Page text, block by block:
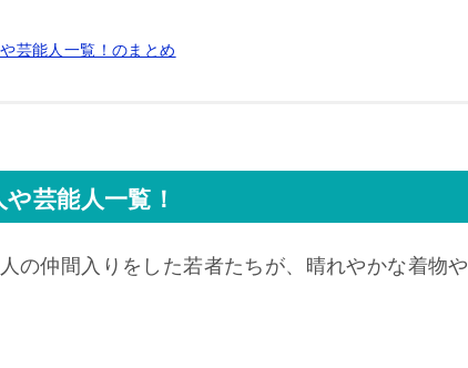
芸能人一覧！のまとめ
芸能人一覧！
の仲間入りをした若者たちが、晴れやかな着物や